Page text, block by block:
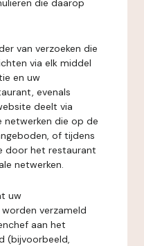
die daarop
van verzoeken die
via elk middel
en uw
evenals
deelt via
netwerken die op de
of tijdens
door het restaurant
netwerken.
uw
verzameld
aan het
(bijvoorbeeld,